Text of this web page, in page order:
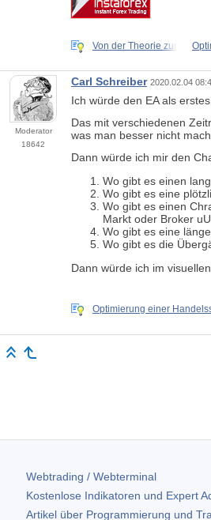
Von der Theorie zur
Moderator
18642
Carl Schreiber 2020.02.04
Ich würde den EA als
Das mit verschiedenen
was man besser nicht
Dann würde ich mir den
Wo gibt es einen
Wo gibt es eine
Wo gibt es einen
Markt oder Broker
Wo gibt es eine
Wo gibt es die
Dann würde ich im
Optimierung einer
Webtrading / Webterminal
Kostenlose Indikatoren und Expert
Artikel über Programmierung und